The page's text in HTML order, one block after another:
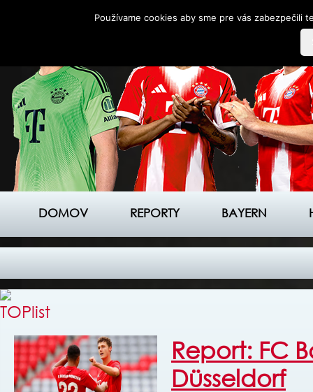
DOMOV REPORTY BAYERN
Report: FC
Düsseldorf
Používame cookies aby sme pre vás zabezpečili